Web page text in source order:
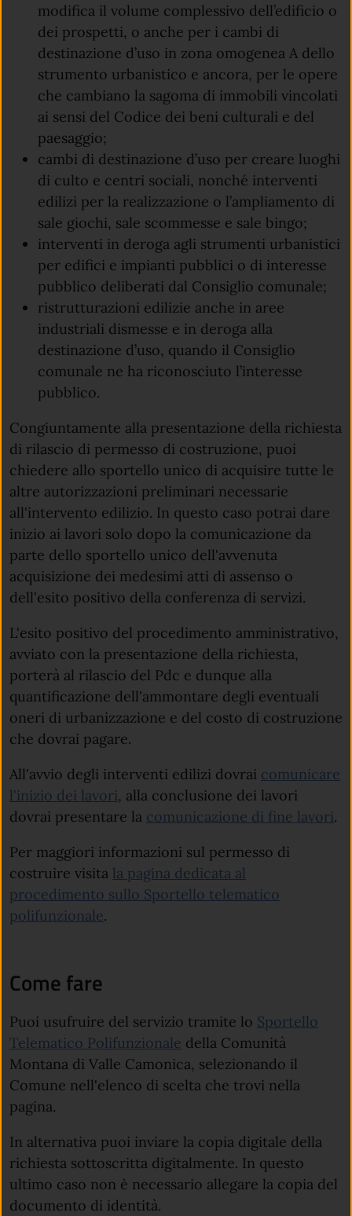
modifica il volume complessivo dell’edificio o
dei prospetti, o anche per i cambi di
destinazione d’uso in zona omogenea A dello
strumento urbanistico e ancora, per le opere
che cambiano la sagoma di immobili vincolati
ai sensi del Codice dei beni culturali e del
paesaggio;
cambi di destinazione d’uso per creare luoghi
di culto e centri sociali, nonché interventi
edilizi per la realizzazione o l’ampliamento di
sale giochi, sale scommesse e sale bingo;
interventi in deroga agli strumenti urbanistici
per edifici e impianti pubblici o di interesse
pubblico deliberati dal Consiglio comunale;
ristrutturazioni edilizie anche in aree
industriali dismesse e in deroga alla
destinazione d’uso, quando il Consiglio
comunale ne ha riconosciuto l’interesse
pubblico.
Congiuntamente alla presentazione della richiesta
di rilascio di permesso di costruzione, puoi
chiedere allo sportello unico di acquisire tutte le
altre autorizzazioni preliminari necessarie
all'intervento edilizio. In questo caso potrai dare
inizio ai lavori solo dopo la comunicazione da
parte dello sportello unico dell'avvenuta
acquisizione dei medesimi atti di assenso o
dell'esito positivo della conferenza di servizi.
L'esito positivo del procedimento amministrativo,
avviato con la presentazione della richiesta,
porterà al rilascio del Pdc e dunque alla
quantificazione dell'ammontare degli eventuali
oneri di urbanizzazione e del costo di costruzione
che dovrai pagare.
All'avvio degli interventi edilizi dovrai comunicare
l'inizio dei lavori, alla conclusione dei lavori
dovrai presentare la comunicazione di fine lavori.
Per maggiori informazioni sul permesso di
costruire visita la pagina dedicata al
procedimento sullo Sportello telematico
polifunzionale(apre in un'altra scheda).
.
Come fare
Puoi usufruire del servizio tramite lo Sportello
Telematico Polifunzionale della Comunità
Montana di Valle Camonica, selezionando il
Comune nell'elenco di scelta che trovi nella
pagina.
In alternativa puoi inviare la copia digitale della
richiesta sottoscritta digitalmente. In questo
ultimo caso non è necessario allegare la copia del
documento di identità.